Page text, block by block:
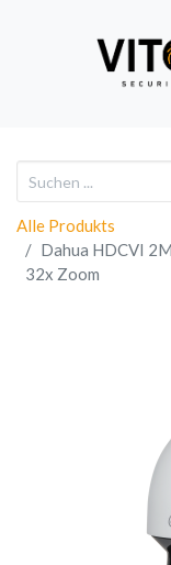
Alle Produkts
Dahua HDCVI
32x Zoom